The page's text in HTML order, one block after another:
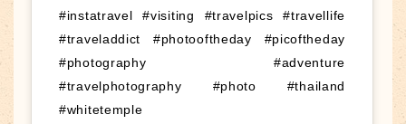
#instatravel #visiting #travelpics #travellife
#traveladdict #photooftheday #picoftheday
#photography #adventure
#travelphotography #photo #thailand
#whitetemple